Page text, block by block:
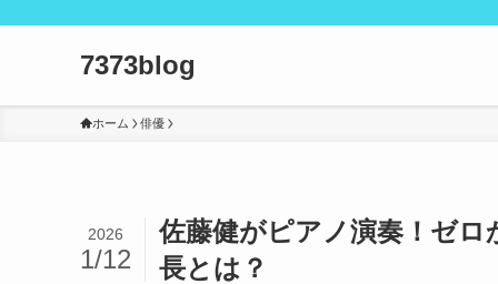
7373blog
ホーム 俳優
佐藤健がピアノ演奏！ゼ
長とは？
2026
1/12